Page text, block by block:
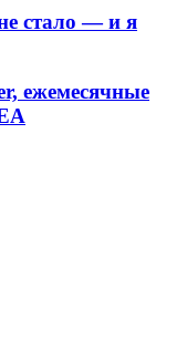
стало — и я
ежемесячные